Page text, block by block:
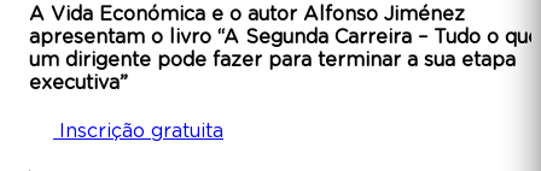
A Vida Económica e o autor Alfonso Jiménez
apresentam o livro “A Segunda Carreira – Tudo o que
um dirigente pode fazer para terminar a sua etapa
executiva”
Inscrição gratuita